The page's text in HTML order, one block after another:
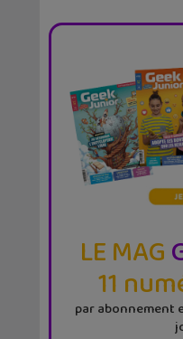
LE MAG
11
par abonnement